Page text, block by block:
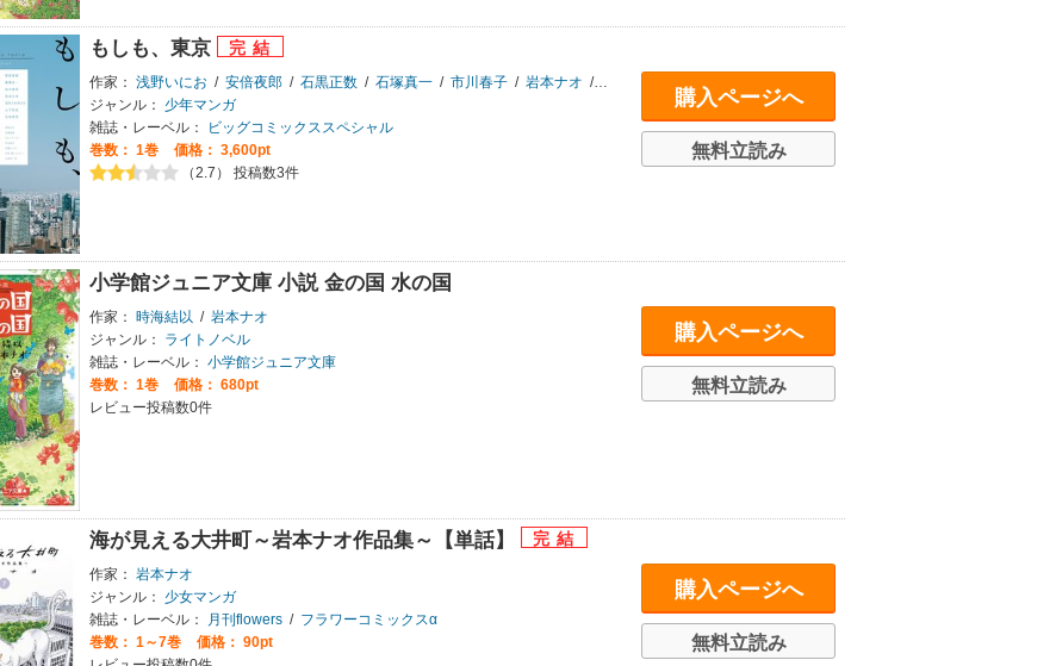
もしも、東京
作家： 浅野いにお / 安倍夜郎 / 石黒正数 / 石塚真一 / 市川春子 / 岩本ナオ / 太田垣康男 大童澄瞳
ジャンル：
少年マンガ
雑誌・レーベル：
ビッグコミックススペシャル
巻数： 1巻
価格： 3,600pt
（2.7） 投稿数3件
購入ページへ
無料立読み
小学館ジュニア文庫 小説 金の国 水の国
作家： 時海結以 / 岩本ナオ
ジャンル：
ライトノベル
雑誌・レーベル： 小学館ジュニア文庫
巻数： 1巻
価格： 680pt
レビュー投稿数0件
購入ページへ
無料立読み
海が見える大井町～岩本ナオ作品集～【単話】
作家： 岩本ナオ
ジャンル：
少女マンガ
雑誌・レーベル：
月刊flowers / フラワーコミックスα
巻数： 1～7巻
価格： 90pt
購入ページへ
無料立読み